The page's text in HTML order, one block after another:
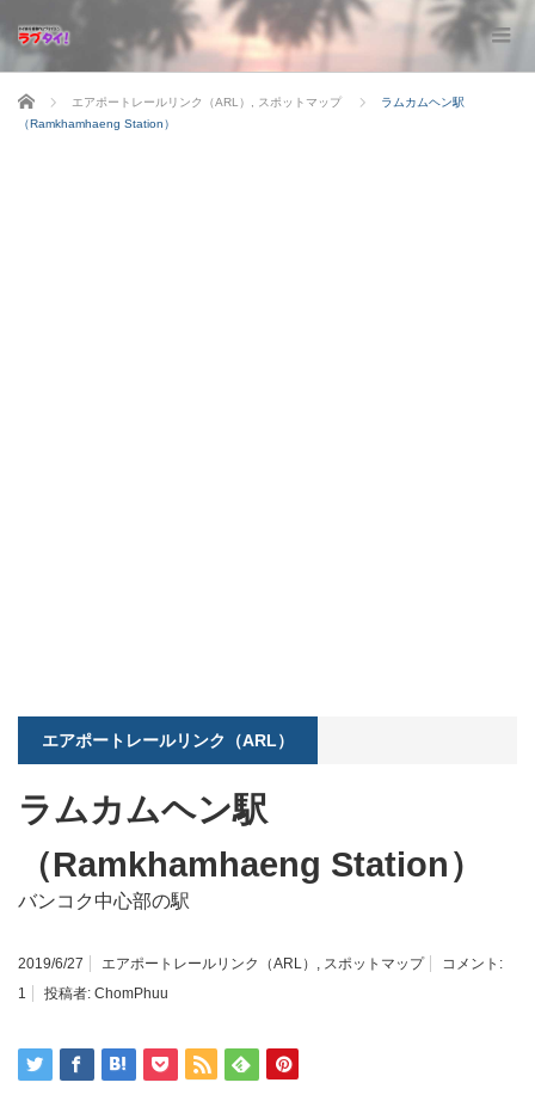
ホーム エアポートレールリンク（ARL） スポットマップ
ラムカムヘン駅
（Ramkhamhaeng Station）
エアポートレールリンク（ARL）
ラムカムヘン駅
（Ramkhamhaeng Station）
バンコク中心部の駅
2019/6/27 エアポートレールリンク（ARL） , スポットマップ
コメント:
1
投稿者: ChomPhuu